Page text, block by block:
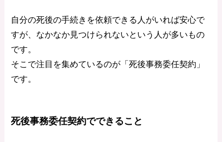
自分の死後の手続きを依頼できる人がいれば安心で
すが、なかなか見つけられないという人が多いもの
です。
そこで注目を集めているのが「死後事務委任契約」
です。
死後事務委任契約でできること